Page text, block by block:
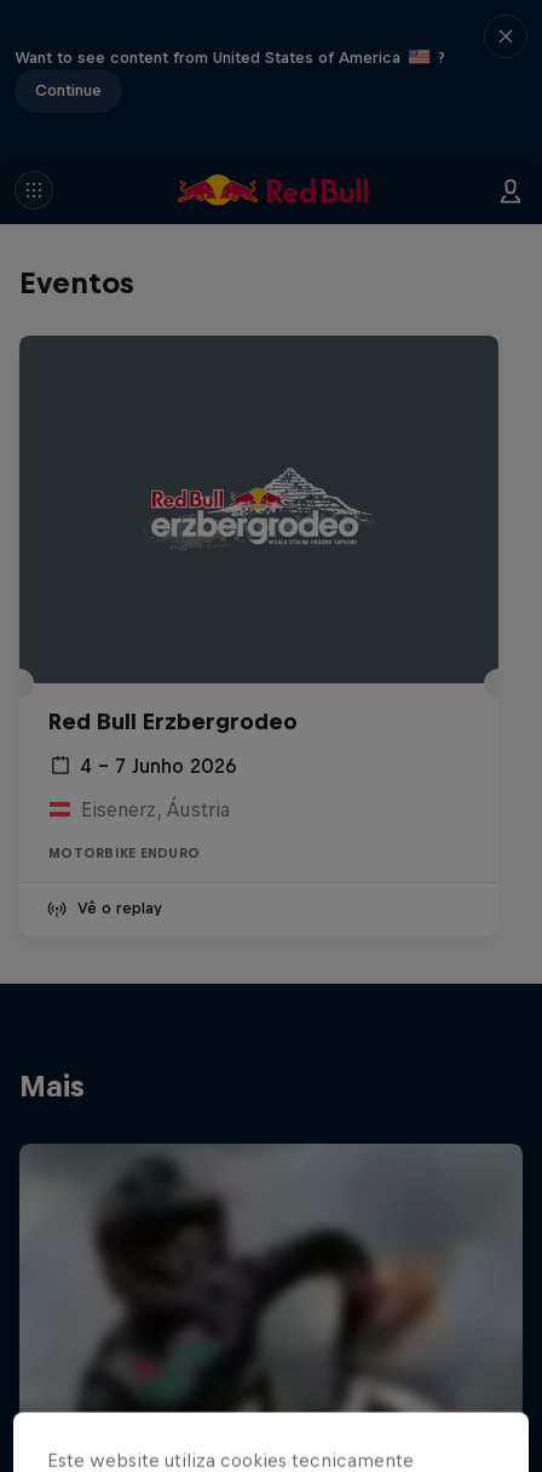
Want to see content from United States of America
?
Continue
Eventos
Red Bull Erzbergrodeo
4 – 7 Junho 2026
Eisenerz, Áustria
MOTORBIKE ENDURO
Vê o replay
Mais
Este website utiliza cookies tecnicamente